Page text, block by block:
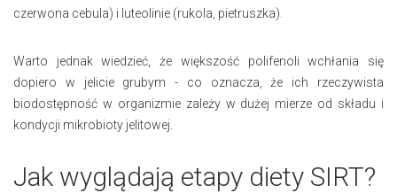
czerwona cebula) i luteolinie (rukola, pietruszka).
Warto jednak wiedzieć, że większość polifenoli wchłania się
dopiero w jelicie grubym - co oznacza, że ich rzeczywista
biodostępność w organizmie zależy w dużej mierze od składu i
kondycji mikrobioty jelitowej.
Jak wyglądają etapy diety SIRT?